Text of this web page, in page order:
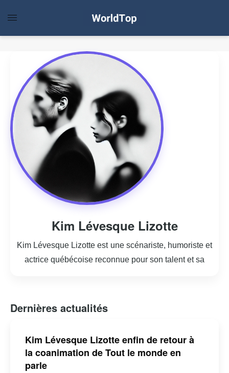
Kim Lévesque Lizotte
Kim Lévesque Lizotte est une scénariste, humoriste et
actrice québécoise reconnue pour son talent et sa
authentique. Kim est notamment connue pour son travail
la critique. En plus de son succès à la télévision, elle a
Dernières actualités
Kim Lévesque Lizotte enfin de retour à
la coanimation de Tout le monde en
parle